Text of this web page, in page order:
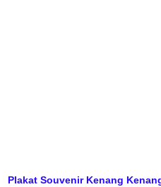
Plakat Souvenir Kenang